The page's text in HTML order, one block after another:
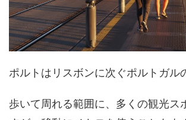
ポルトはリスボンに次ぐポルトガル
歩いて周れる範囲に、多くの観光ス